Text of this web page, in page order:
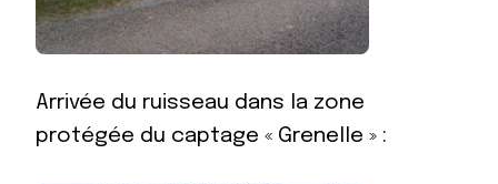
Arrivée du ruisseau dans la zone
protégée du captage « Grenelle » :